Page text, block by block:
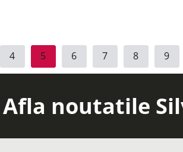
4 5 6 7 8 9
Afla noutatile